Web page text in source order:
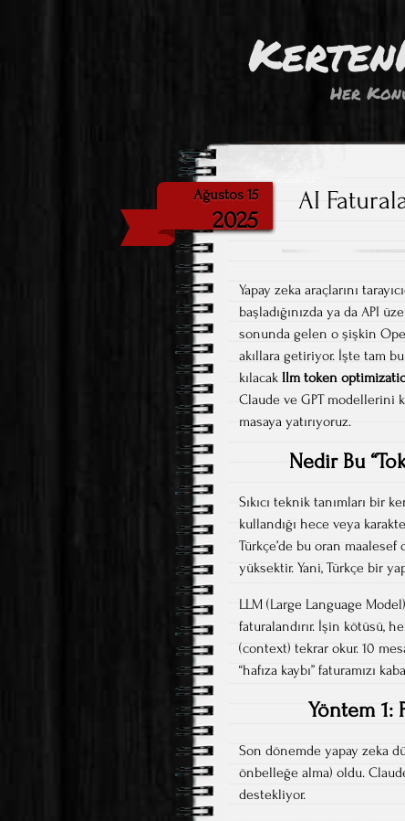
Her
Ağustos 15
2025
AI
Yapay zeka araçlarını
başladığınızda ya da API
sonunda gelen o şişkin
akıllara getiriyor. İşte tam
kılacak llm token
Claude ve GPT modellerini
masaya yatırıyoruz.
Nedir Bu
Sıkıcı teknik tanımları bir
kullandığı hece veya
Türkçe’de bu oran
yüksektir. Yani, Türkçe bir
LLM (Large Language
faturalandırır. İşin kötüsü,
(context) tekrar okur. 10
“hafıza kaybı” faturamızı
Yöntem 1:
Son dönemde yapay zeka
önbelleğe alma) oldu.
destekliyor.